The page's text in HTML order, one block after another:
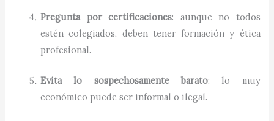
Pregunta por certificaciones: aunque no todos
estén colegiados, deben tener formación y ética
profesional.
Evita lo sospechosamente barato: lo muy
económico puede ser informal o ilegal.